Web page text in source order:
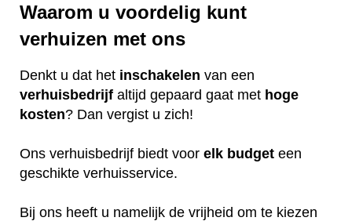
Waarom u voordelig kunt
verhuizen met ons
Denkt u dat het inschakelen van een
verhuisbedrijf altijd gepaard gaat met hoge
kosten? Dan vergist u zich!
Ons verhuisbedrijf biedt voor elk budget een
geschikte verhuisservice.
Bij ons heeft u namelijk de vrijheid om te kiezen